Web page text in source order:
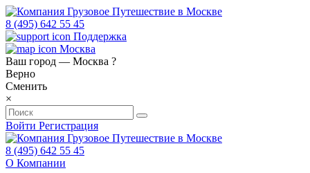
8 (495) 642 55 45
Поддержка
Москва
Ваш город — Москва ?
Верно
Сменить
×
Войти Регистрация
8 (495) 642 55 45
О Компании